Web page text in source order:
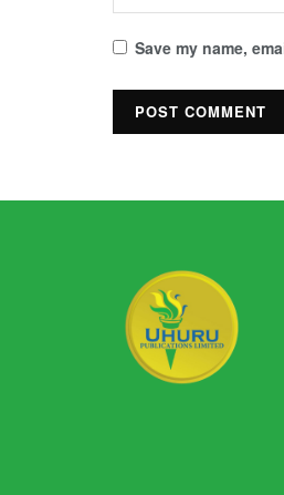
Save my name,